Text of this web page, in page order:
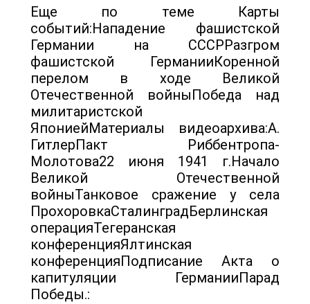
Еще по теме Карты
событий:Нападение фашистской
Германии на СССРРазгром
фашистской ГерманииКоренной
перелом в ходе Великой
Отечественной войныПобеда над
милитаристской
ЯпониейМатериалы видеоархива:А.
ГитлерПакт Риббентропа-
Молотова22 июня 1941 г.Начало
Великой Отечественной
войныТанковое сражение у села
ПрохоровкаСталинградБерлинская
операцияТегеранская
конференцияЯлтинская
конференцияПодписание Акта о
капитуляции ГерманииПарад
Победы.: